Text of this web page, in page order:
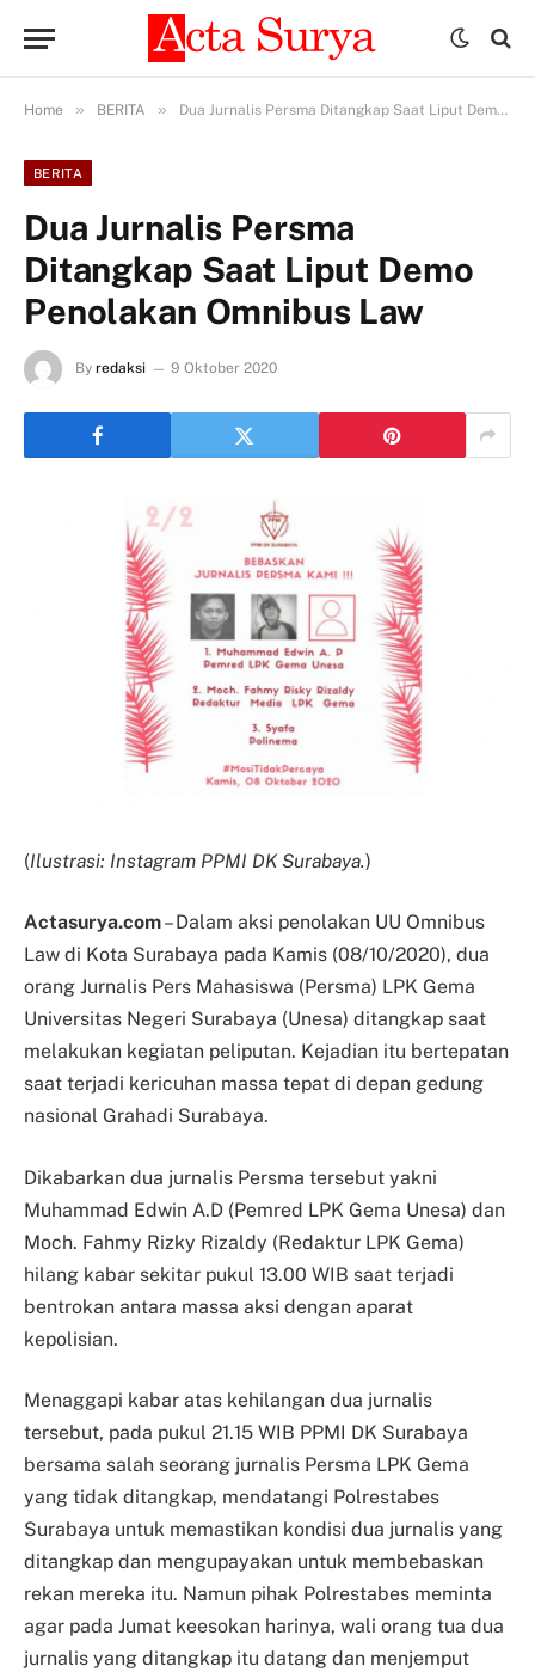
Home » BERITA » Dua Jurnalis Persma Ditangkap Saat Liput Demo Penolakan Omnibus Law
BERITA
Dua Jurnalis Persma
Ditangkap Saat Liput Demo
Penolakan Omnibus Law
By redaksi 9 Oktober 2020
(Ilustrasi: Instagram PPMI DK Surabaya.)
Actasurya.com– Dalam aksi penolakan UU Omnibus
Law di Kota Surabaya pada Kamis (08/10/2020), dua
orang Jurnalis Pers Mahasiswa (Persma) LPK Gema
Universitas Negeri Surabaya (Unesa) ditangkap saat
melakukan kegiatan peliputan. Kejadian itu bertepatan
saat terjadi kericuhan massa tepat di depan gedung
nasional Grahadi Surabaya.
Dikabarkan dua jurnalis Persma tersebut yakni
Muhammad Edwin A.D (Pemred LPK Gema Unesa) dan
Moch. Fahmy Rizky Rizaldy (Redaktur LPK Gema)
hilang kabar sekitar pukul 13.00 WIB saat terjadi
bentrokan antara massa aksi dengan aparat
kepolisian.
Menaggapi kabar atas kehilangan dua jurnalis
tersebut, pada pukul 21.15 WIB PPMI DK Surabaya
bersama salah seorang jurnalis Persma LPK Gema
yang tidak ditangkap, mendatangi Polrestabes
Surabaya untuk memastikan kondisi dua jurnalis yang
ditangkap dan mengupayakan untuk membebaskan
rekan mereka itu. Namun pihak Polrestabes meminta
agar pada Jumat keesokan harinya, wali orang tua dua
jurnalis yang ditangkap itu datang dan menjemput